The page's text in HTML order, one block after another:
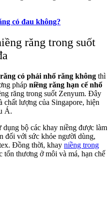
có đau không?
răng trong suốt
có phải nhổ răng không thì
pháp niềng răng hạn cế nhổ
răng trong suốt Zenyum. Đây
lượng của Singapore, hiện
Á.
bộ các khay niềng được làm
đối với sức khỏe người dùng,
Đồng thời, khay niềng trong
tổn thương ở môi và má, hạn chế